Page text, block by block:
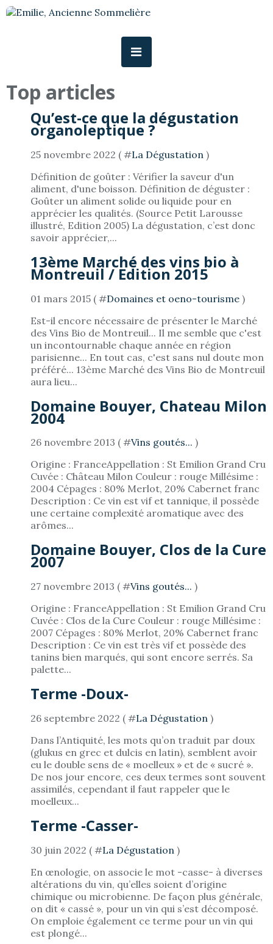
Top articles
Qu’est-ce que la dégustation
organoleptique ?
25 novembre 2022 ( #La Dégustation )
Définition de goûter : Vérifier la saveur d'un
aliment, d'une boisson. Définition de déguster :
Goûter un aliment solide ou liquide pour en
apprécier les qualités. (Source Petit Larousse
illustré, Edition 2005) La dégustation, c’est donc
savoir apprécier,...
13ème Marché des vins bio à
Montreuil / Edition 2015
01 mars 2015 ( #Domaines et oeno-tourisme )
Est-il encore nécessaire de présenter le Marché
des Vins Bio de Montreuil... Il me semble que c'est
un incontournable chaque année en région
parisienne... En tout cas, c'est sans nul doute mon
préféré... 13ème Marché des Vins Bio de Montreuil
aura lieu...
Domaine Bouyer, Chateau Milon
2004
26 novembre 2013 ( #Vins goutés... )
Origine : FranceAppellation : St Emilion Grand Cru
Cuvée : Château Milon Couleur : rouge Millésime :
2004 Cépages : 80% Merlot, 20% Cabernet franc
Description : Ce vin est vif et tannique, il possède
une certaine complexité aromatique avec des
arômes...
Domaine Bouyer, Clos de la Cure
2007
27 novembre 2013 ( #Vins goutés... )
Origine : FranceAppellation : St Emilion Grand Cru
Cuvée : Clos de la Cure Couleur : rouge Millésime :
2007 Cépages : 80% Merlot, 20% Cabernet franc
Description : Ce vin est très vif et possède des
tanins bien marqués, qui sont encore serrés. Sa
palette...
Terme -Doux-
26 septembre 2022 ( #La Dégustation )
Dans l’Antiquité, les mots qu’on traduit par doux
(glukus en grec et dulcis en latin), semblent avoir
eu le double sens de « moelleux » et de « sucré ».
De nos jour encore, ces deux termes sont souvent
assimilés, cependant il faut rappeler que le
moelleux...
Terme -Casser-
30 juin 2022 ( #La Dégustation )
En œnologie, on associe le mot -casse- à diverses
altérations du vin, qu’elles soient d’origine
chimique ou microbienne. De façon plus générale,
on dit « cassé », pour un vin qui s’est décomposé.
On emploie également ce terme pour un vin qui
est plongé...